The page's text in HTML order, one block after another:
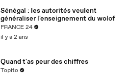
Sénégal : les autorités veulent
généraliser l'enseignement du wolof
FRANCE 24
il y a 2 ans
Quand t'as peur des chiffres
Topito